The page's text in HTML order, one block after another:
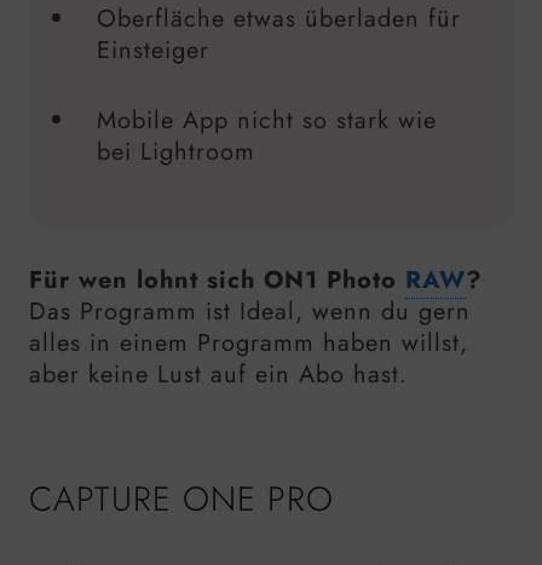
Oberfläche etwas überladen für
Einsteiger
Mobile App nicht so stark wie
bei Lightroom
Für wen lohnt sich ON1 Photo RAW?
Das Programm ist Ideal, wenn du gern
alles in einem Programm haben willst,
aber keine Lust auf ein Abo hast.
CAPTURE ONE PRO